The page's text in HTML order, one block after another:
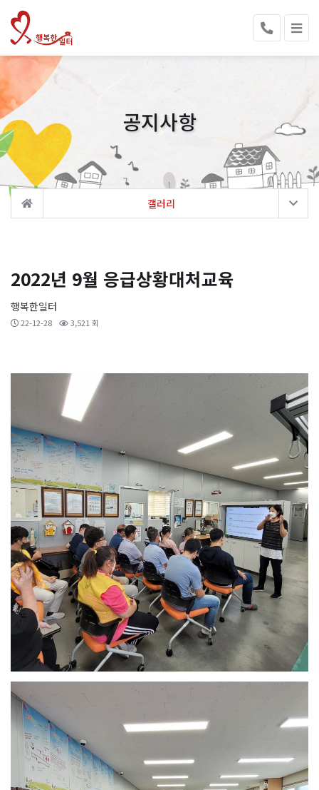
공지사항
갤러리
2022년 9월 응급상황대처교육
행복한일터
22-12-28 3,521 회